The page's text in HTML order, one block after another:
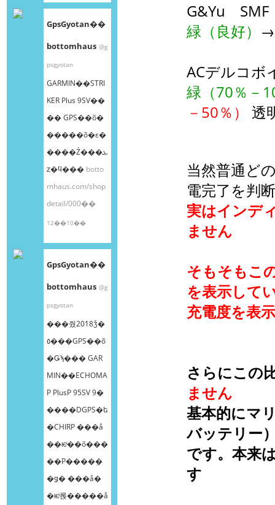
GpsGyotan��
bottomhaus @g
psgyotan
GARMIN��STRI
KER Plus 9SV��
�� GPS��õ�
�����õ�ε�
����Ź���ܥ
ȥ�ϥ��� botto
mhaus.com/shop
detail/000��
12��10��
GpsGyotan��
bottomhaus @g
psgyotan
���줬2018ǯ�
٥���GPS��õ
�Ǥϡ��� GAR
MIN��ECHOMA
P PlusP 95SV 9�
����DGPS�ե
�CHIRP ���å
��ѥͥ��õ���
��Ρ����ܸ�
�ǥ� ���å�
�ѥͥ롡�����å
G&Yu
緑（良好） →
ACデルコ
緑（70％－
－50％）
透
当然普通ど
電完了を判
実はインデ
ません
そもそもこ
を表示して
充電度を表
さらにこの
ません
基本的にマ
バッテリー
です。本来
す